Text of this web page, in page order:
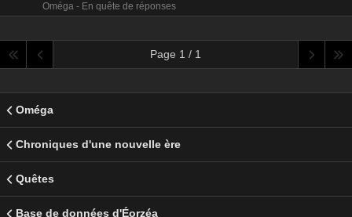
Oméga - En quête de réponses
Page 1 / 1
Oméga
Chroniques d'une nouvelle ère
Quêtes
Base de données d'Éorzéa